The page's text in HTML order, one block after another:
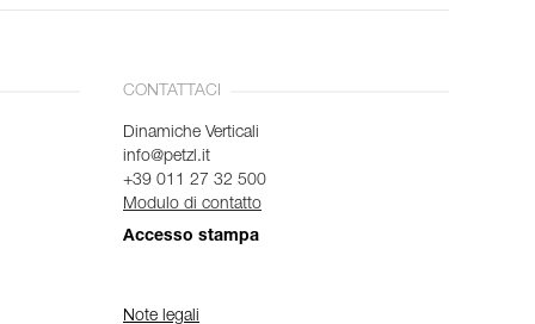
CONTATTACI
Dinamiche Verticali
info@petzl.it
+39 011 27 32 500
Modulo di contatto
Accesso stampa
Note legali